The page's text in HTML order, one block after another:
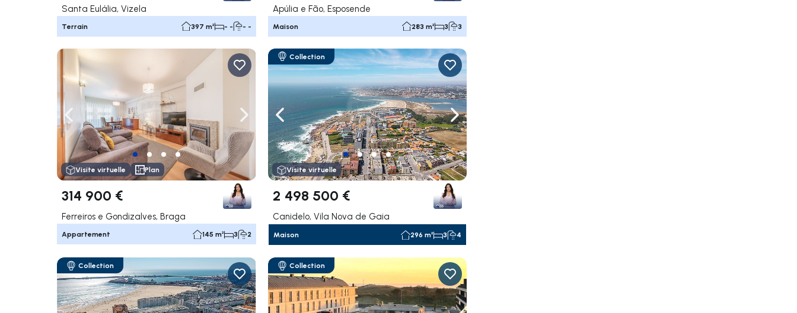
Santa Eulália, Vizela
Terrain 397 m² - - - -
Apúlia e Fão, Esposende
Maison 283 m² 3 3
Naviguer vers la gauche Naviguer vers la droite
Visite virtuelle Plan
314 900 €
Ferreiros e Gondizalves, Braga
Appartement 145 m² 3 2
Naviguer vers la gauche Naviguer vers la droite
Collection
Visite virtuelle
2 498 500 €
Canidelo, Vila Nova de Gaia
Maison 296 m² 3 4
Collection Collection